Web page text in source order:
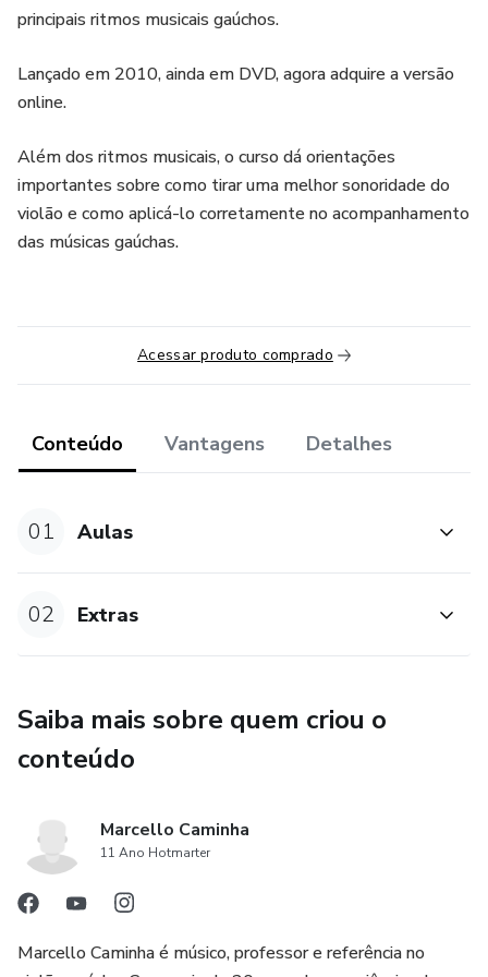
principais ritmos musicais gaúchos.
Lançado em 2010, ainda em DVD, agora adquire a versão
online.
Além dos ritmos musicais, o curso dá orientações
importantes sobre como tirar uma melhor sonoridade do
violão e como aplicá-lo corretamente no acompanhamento
das músicas gaúchas.
Acessar produto comprado
Conteúdo Vantagens Detalhes
01 Aulas
02 Extras
Saiba mais sobre quem criou o
conteúdo
Marcello Caminha
11 Ano Hotmarter
Marcello Caminha é músico, professor e referência no